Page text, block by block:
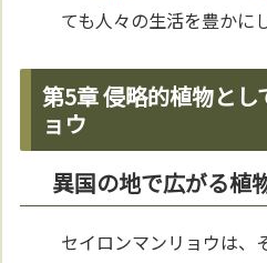
ても人々の生活を豊かに
第5章 侵略的植物とし
ョウ
異国の地で広がる植
セイロンマンリョウは、